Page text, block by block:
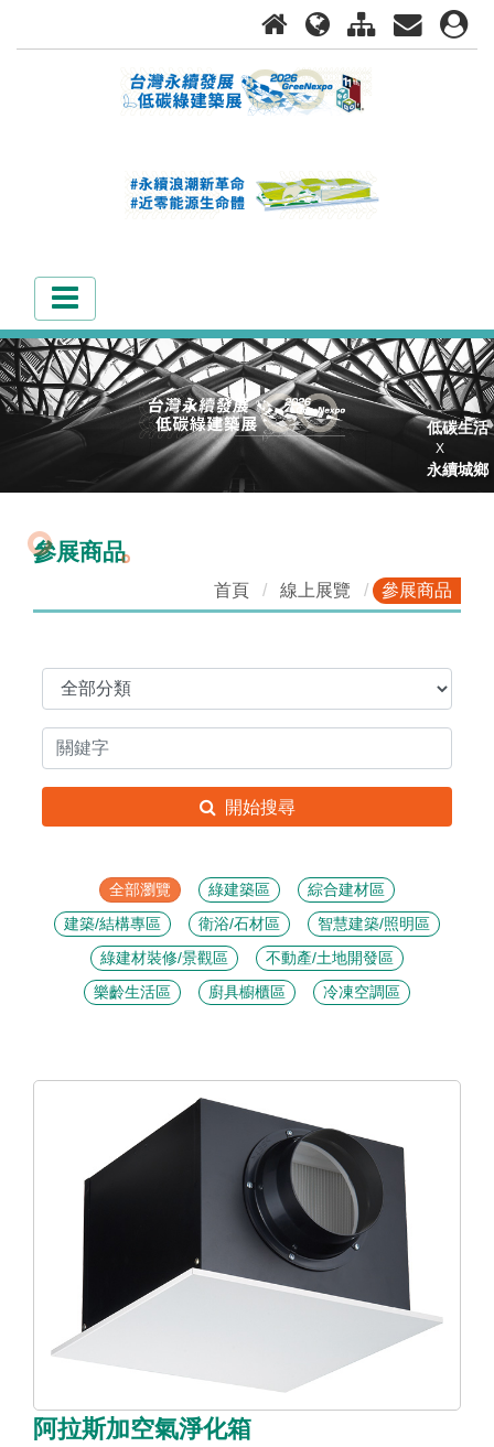
低碳生活
X
永續城鄉
參展商品
首頁 線上展覽 參展商品
開始搜尋
全部瀏覽 綠建築區
綜合建材區
建築/結構專區
衛浴/石材區
智慧建築/照明區
綠建材裝修/景觀區
不動產/土地開發區
樂齡生活區
廚具櫥櫃區 冷凍空調區
阿拉斯加空氣淨化箱